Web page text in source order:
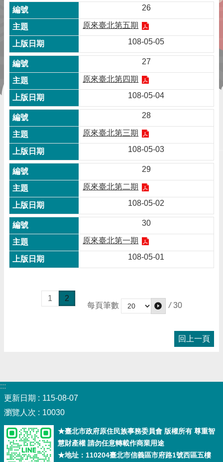
26
原來臺北第五期
108-05-05
27
原來臺北第四期
108-05-04
28
原來臺北第三期
108-05-03
29
原來臺北第二期
108-05-02
30
原來臺北第一期
108-05-01
1
2
每頁筆數
/ 30
回上一頁
:::
更新日期
115-08-07
瀏覽人次
10030
★臺北市政府原住民族事務委員會 版權所有 尊重智
慧財產權 請勿任意轉載作商業用途
★地址：110204臺北市信義區市府路1號西區五樓